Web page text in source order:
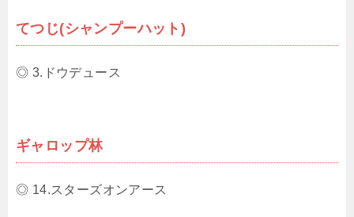
てつじ(シャンプーハット)
◎ 3.ドウデュース
ギャロップ林
◎ 14.スターズオンアース